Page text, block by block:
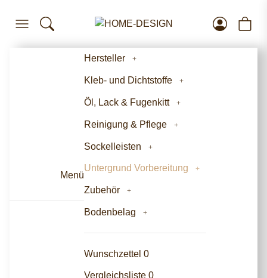
Menü
Hersteller
Kleb- und Dichtstoffe
Öl, Lack & Fugenkitt
Reinigung & Pflege
Sockelleisten
Untergrund Vorbereitung
Zubehör
Bodenbelag
Wunschzettel 0
Vergleichsliste 0